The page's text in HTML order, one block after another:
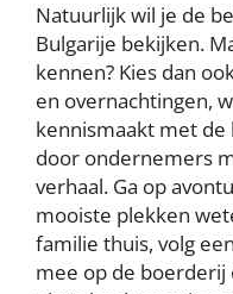
Natuurlijk wil je de
Bulgarije bekijken.
kennen? Kies dan
en overnachtingen,
kennismaakt met de
door ondernemers
verhaal. Ga op
mooiste plekken
familie thuis, volg
mee op de boerderij